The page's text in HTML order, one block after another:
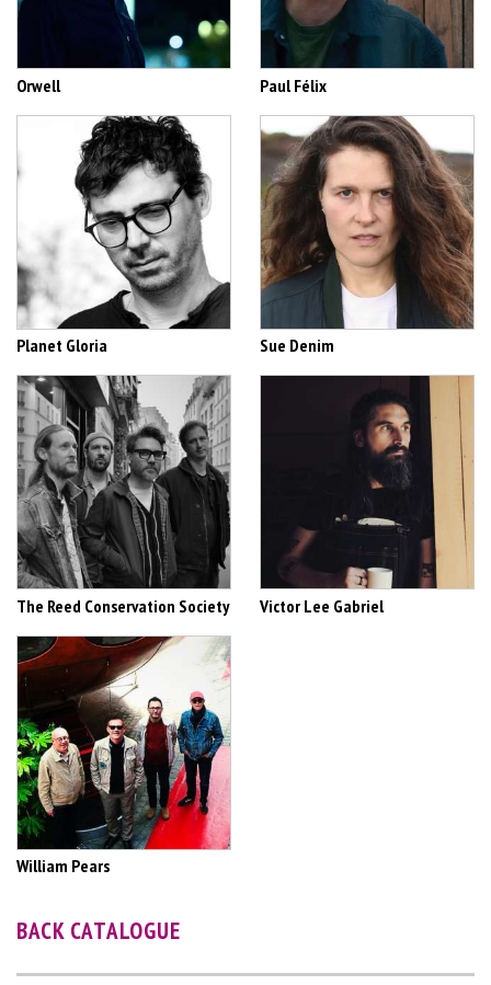
Orwell Paul Félix
Planet Gloria Sue Denim
The Reed Conservation Society Victor Lee Gabriel
William Pears
BACK CATALOGUE